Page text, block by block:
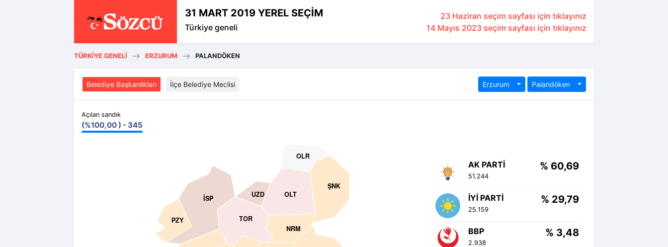
31 MART 2019 YEREL SEÇİM
Türkiye geneli
23 Haziran seçim sayfası için tıklayınız
14 Mayıs 2023 seçim sayfası için tıklayınız
TÜRKIYE GENELI ERZURUM PALANDÖKEN
Belediye Başkanlıkları İlçe Belediye Meclisi Erzurum Palandöken
Açılan sandık
(%100,00 ) - 345
İSP
NRM
OLT
OLR
ŞNK
TOR
UZD
PZY
AK PARTI % 60,69
51.244
İYI PARTI % 29,79
25.159
BBP % 3,48
2.938